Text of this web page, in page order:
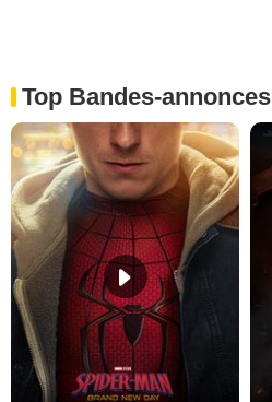
Top Bandes-annonces